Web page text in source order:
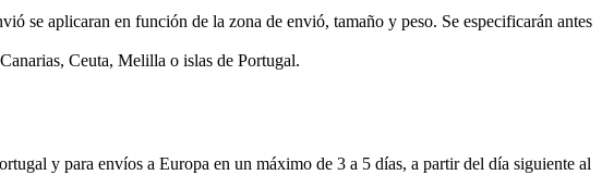
aplicaran en función de la zona de envió, tamaño y peso. Se especificarán antes
Ceuta, Melilla o islas de Portugal.
y para envíos a Europa en un máximo de 3 a 5 días, a partir del día siguiente al